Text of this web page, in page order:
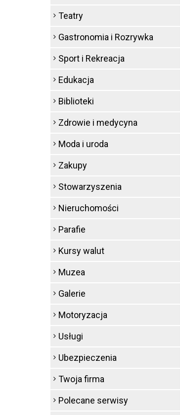
Teatry
Gastronomia i Rozrywka
Sport i Rekreacja
Edukacja
Biblioteki
Zdrowie i medycyna
Moda i uroda
Zakupy
Stowarzyszenia
Nieruchomości
Parafie
Kursy walut
Muzea
Galerie
Motoryzacja
Usługi
Ubezpieczenia
Twoja firma
Polecane serwisy